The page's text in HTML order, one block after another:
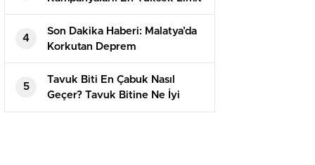
60 Bin TL
4
Son Dakika Haberi: Malatya’da
Korkutan Deprem
5
Tavuk Biti En Çabuk Nasıl
Geçer? Tavuk Bitine Ne İyi
Gelir?